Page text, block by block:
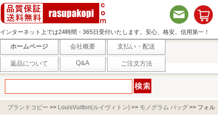
インターネット上では24時間・365日受付いたします。安心、格安。信用第一！
ホームページ 会社概要 支払い・配送
返品について Q&A ご注文方法
ブランドコピー >> LouisVuitton(ルイヴィトン) >> モノグラム バッグ >> フォル